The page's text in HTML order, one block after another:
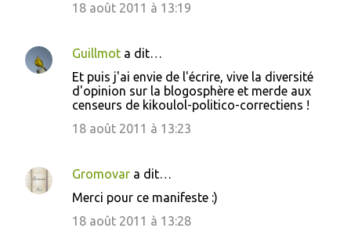
18 août 2011 à 13:19
Guillmot a dit…
Et puis j'ai envie de l'écrire, vive la diversité
d'opinion sur la blogosphère et merde aux
censeurs de kikoulol-politico-correctiens !
18 août 2011 à 13:23
Gromovar a dit…
Merci pour ce manifeste :)
18 août 2011 à 13:28